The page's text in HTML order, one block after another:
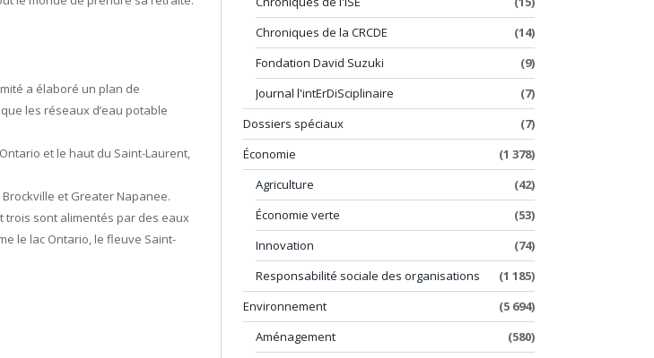
a élaboré un plan de
les réseaux d’eau potable
et le haut du Saint-Laurent,
et Greater Napanee.
trois sont alimentés par des eaux
le lac Ontario, le fleuve Saint-
Chroniques de la CRCDE
(14)
Fondation David Suzuki
(9)
Journal l'intErDiSciplinaire
(7)
Dossiers spéciaux
(7)
Économie
(1 378)
Agriculture
(42)
Économie verte
(53)
Innovation
(74)
Responsabilité sociale des organisations
(1 185)
Environnement
(5 694)
Aménagement
(580)